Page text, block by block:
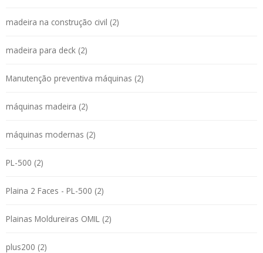
madeira na construção civil (2)
madeira para deck (2)
Manutenção preventiva máquinas (2)
máquinas madeira (2)
máquinas modernas (2)
PL-500 (2)
Plaina 2 Faces - PL-500 (2)
Plainas Moldureiras OMIL (2)
plus200 (2)